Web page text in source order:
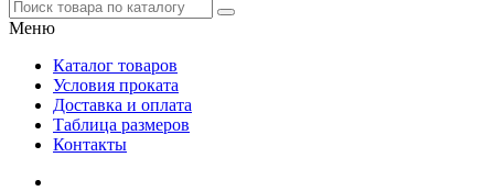
Меню
Каталог товаров
Условия проката
Доставка и оплата
Таблица размеров
Контакты